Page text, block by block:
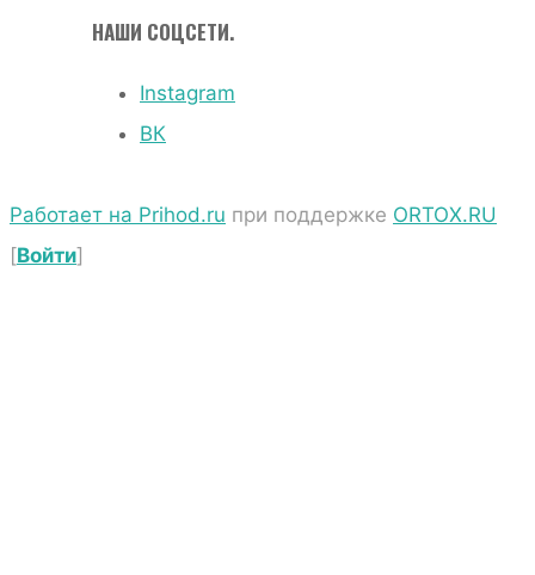
НАШИ СОЦСЕТИ.
Instagram
ВК
Работает на Prihod.ru при поддержке ORTOX.RU
[Войти]